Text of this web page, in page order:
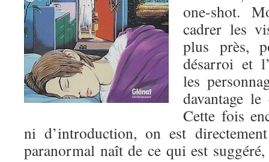
one-shot.
cadrer les
plus près,
désarroi et
les
davantage
Cette fois
ni d’introduction, on est
paranormal naît de ce qui est